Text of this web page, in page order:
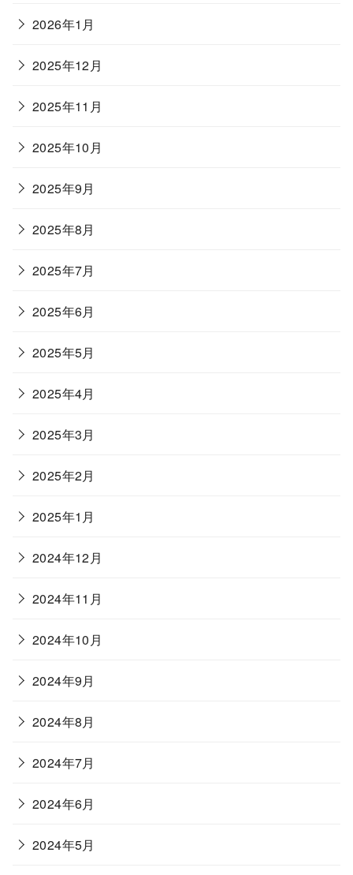
2026年1月
2025年12月
2025年11月
2025年10月
2025年9月
2025年8月
2025年7月
2025年6月
2025年5月
2025年4月
2025年3月
2025年2月
2025年1月
2024年12月
2024年11月
2024年10月
2024年9月
2024年8月
2024年7月
2024年6月
2024年5月